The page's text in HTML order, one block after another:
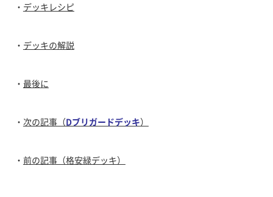
・ デッキレシピ
・ デッキの解説
・ 最後に
・ 次の記事（Dブリガードデッキ）
・ 前の記事（格安緑デッキ）